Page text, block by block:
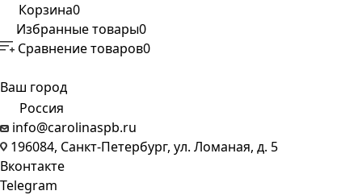
Корзина0
Избранные товары0
Сравнение товаров0
Ваш город
Россия
info@carolinaspb.ru
196084, Санкт-Петербург, ул. Ломаная, д. 5
Вконтакте
Telegram